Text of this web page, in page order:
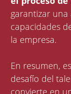
garantizar
capacidades
la empresa.
En resumen,
desafío del